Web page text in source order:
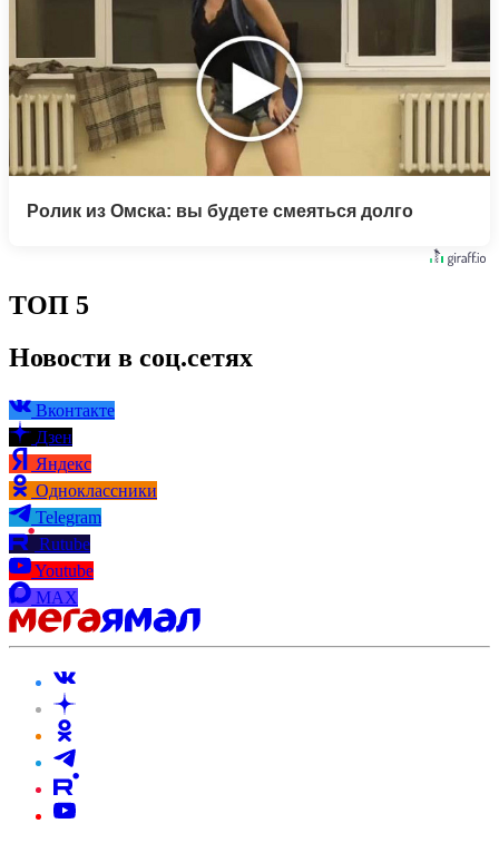
Ролик из Омска: вы будете смеяться долго
ТОП 5
Новости в соц.сетях
Вконтакте
Дзен
Яндекс
Одноклассники
Telegram
Rutube
Youtube
MAX